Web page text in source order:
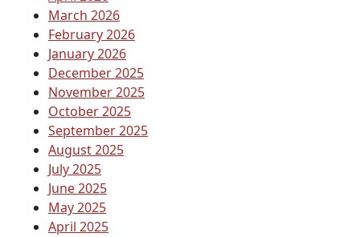
March 2026
February 2026
January 2026
December 2025
November 2025
October 2025
September 2025
August 2025
July 2025
June 2025
May 2025
April 2025